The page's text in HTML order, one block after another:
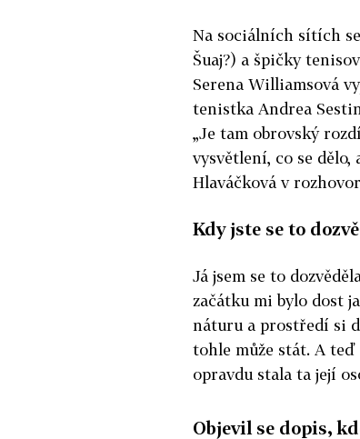
Na sociálních sítích
Šuaj?) a špičky
Serena Williamsová
tenistka Andrea
„Je tam obrovský
vysvětlení, co se dělo,
Hlaváčková v
Kdy jste se to
Já jsem se to
začátku mi bylo dost
náturu a prostředí si
tohle může stát. A
opravdu stala ta její
Objevil se dopis,